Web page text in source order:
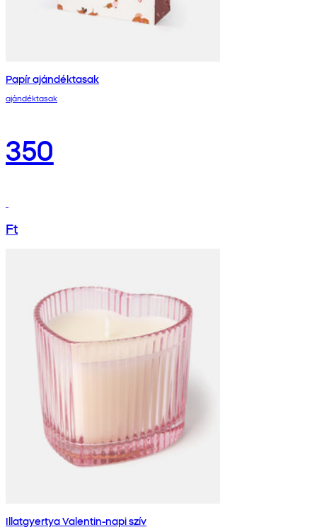
Papír ajándéktasak
ajándéktasak
350
Ft
Illatgyertya Valentin-napi szív